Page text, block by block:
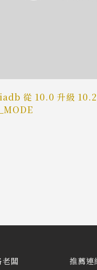
從 10.0 升級 10.2
闆
推薦連